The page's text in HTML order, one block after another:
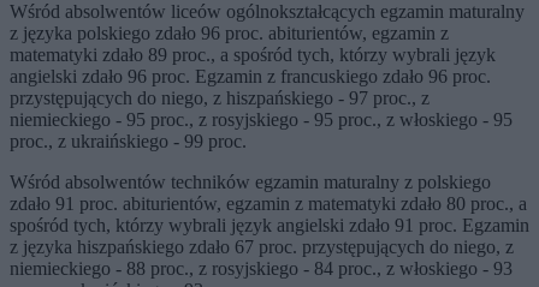
Wśród absolwentów liceów ogólnokształcących egzamin maturalny
z języka polskiego zdało 96 proc. abiturientów, egzamin z
matematyki zdało 89 proc., a spośród tych, którzy wybrali język
angielski zdało 96 proc. Egzamin z francuskiego zdało 96 proc.
przystępujących do niego, z hiszpańskiego - 97 proc., z
niemieckiego - 95 proc., z rosyjskiego - 95 proc., z włoskiego - 95
proc., z ukraińskiego - 99 proc.
Wśród absolwentów techników egzamin maturalny z polskiego
zdało 91 proc. abiturientów, egzamin z matematyki zdało 80 proc., a
spośród tych, którzy wybrali język angielski zdało 91 proc. Egzamin
z języka hiszpańskiego zdało 67 proc. przystępujących do niego, z
niemieckiego - 88 proc., z rosyjskiego - 84 proc., z włoskiego - 93